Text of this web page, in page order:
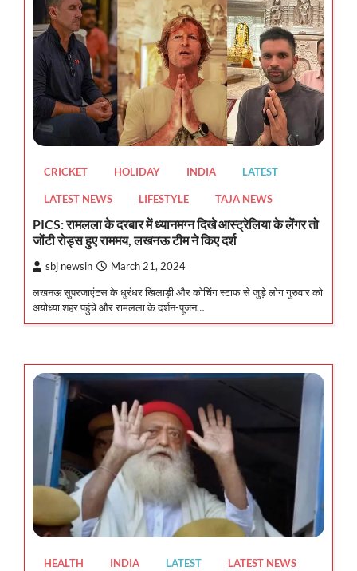
CRICKET HOLIDAY INDIA LATEST
LATEST NEWS LIFESTYLE TAJA NEWS
PICS: रामलला के दरबार में ध्यानमग्न दिखे आस्ट्रेलिया के लेंगर तो
जोंटी रोड्स हुए राममय, लखनऊ टीम ने किए दर्श
sbj newsin March 21, 2024
लखनऊ सुपरजाएंटस के धुरंधर खिलाड़ी और कोचिंग स्टाफ से जुड़े लोग गुरुवार को
अयोध्या शहर पहुंचे और रामलला के दर्शन-पूजन…
HEALTH INDIA LATEST LATEST NEWS